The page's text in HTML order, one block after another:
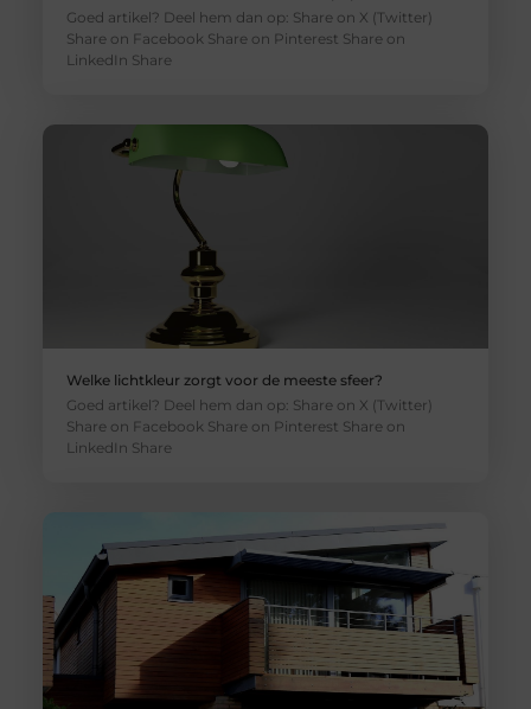
Goed artikel? Deel hem dan op: Share on X (Twitter)
Share on Facebook Share on Pinterest Share on
LinkedIn Share
Welke lichtkleur zorgt voor de meeste sfeer?
Goed artikel? Deel hem dan op: Share on X (Twitter)
Share on Facebook Share on Pinterest Share on
LinkedIn Share